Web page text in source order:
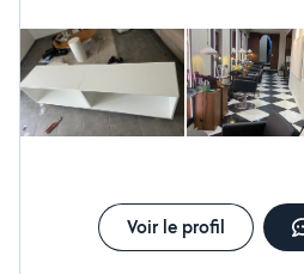
adapté à vos besoins. N'hésitez
serai ravi de vous aid
Voir le profil